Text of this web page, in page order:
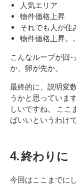
人気エリア
物件価格上昇
それでも人が住
物件価格上昇。
こんなループが回
か、卵が先か。
最終的に、説明変
うかと思っていま
しいですね。 ここ
ばいいというわけ
4. 終わりに
今回はここまでに